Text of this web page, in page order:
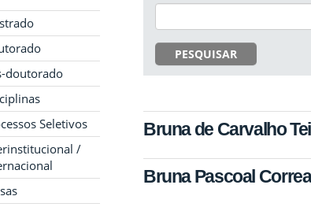
doutorado
Seletivos
/
PESQUISAR
Bruna de Carvalho
Bruna Pascoal Correa